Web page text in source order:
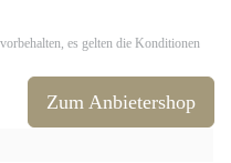
es gelten die Konditionen
Zum Anbietershop